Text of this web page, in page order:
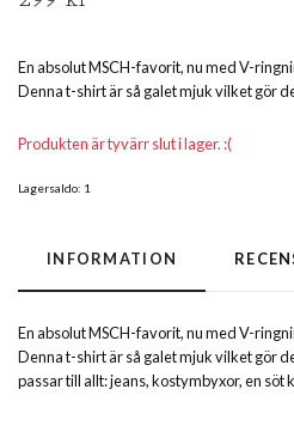
En absolut MSCH-favorit, nu med V-
Denna t-shirt är så galet mjuk vilket gör
Produkten är tyvärr slut i lager. :(
Lagersaldo: 1
INFORMATION
En absolut MSCH-favorit, nu med V-
Denna t-shirt är så galet mjuk vilket gör
passar till allt: jeans, kostymbyxor, en söt